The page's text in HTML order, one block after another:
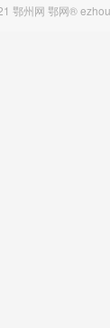
鄂州网 鄂网®